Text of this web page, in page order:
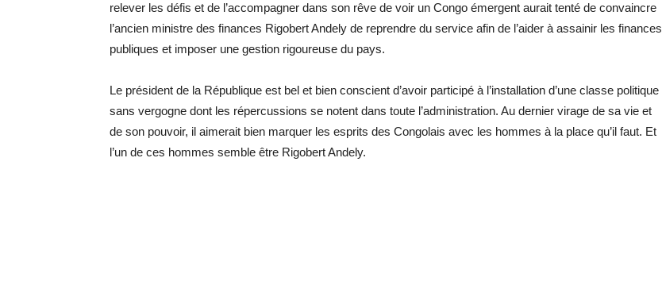
relever les défis et de l’accompagner dans son rêve de voir un Congo émergent aurait tenté de convaincre
l’ancien ministre des finances Rigobert Andely de reprendre du service afin de l’aider à assainir les finances
publiques et imposer une gestion rigoureuse du pays.
Le président de la République est bel et bien conscient d’avoir participé à l’installation d’une classe politique
sans vergogne dont les répercussions se notent dans toute l’administration. Au dernier virage de sa vie et
de son pouvoir, il aimerait bien marquer les esprits des Congolais avec les hommes à la place qu’il faut. Et
l’un de ces hommes semble être Rigobert Andely.